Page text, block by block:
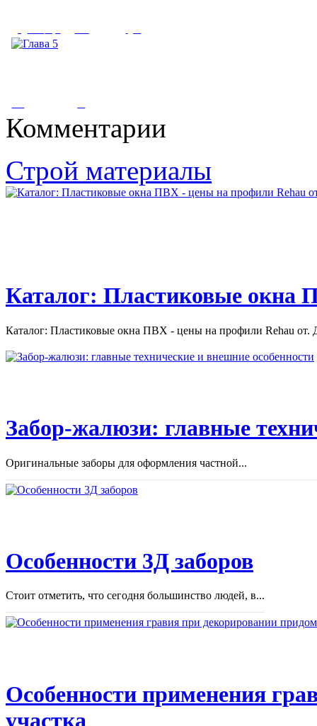
АПК: Топ-15 проектов года
Глава 5
трудно переоценить. В...
Комментарии
Строй материалы
Каталог: Пластиковые окна
Каталог: Пластиковые окна ПВХ - цены на профили Rehau от.
Забор-жалюзи: главные
Оригинальные заборы для оформления частной...
Особенности 3Д заборов
Стоит отметить, что сегодня большинство людей, в...
Особенности применения
участка